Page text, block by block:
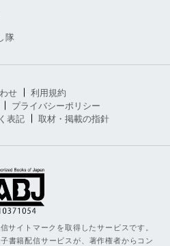
隊
せ
利用規約
プライバシーポリシー
表記
取材・掲載の指針
サイトマークを取得したサービスです。
書籍配信サービスが、著作権者からコン